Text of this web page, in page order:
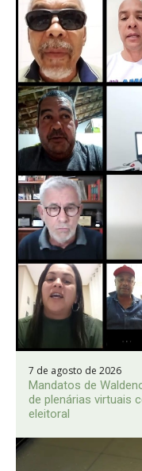
7 de agosto de 2026
Mandatos de
de plenárias virtuais
eleitoral